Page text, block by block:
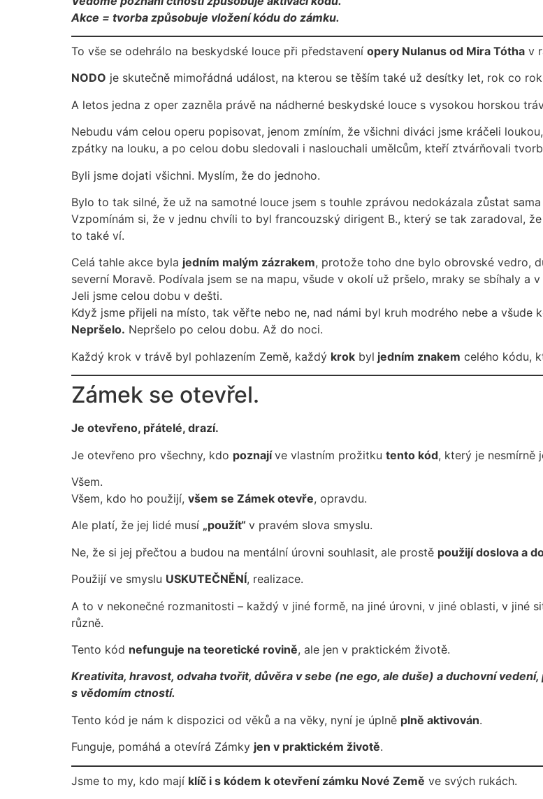
Akce = tvorba způsobuje vložení kódu do zámku.
To vše se odehrálo na beskydské louce při představení opery Nulanus od Mira Tótha v
NODO je skutečně mimořádná událost, na kterou se těším také už desítky let, rok co
A letos jedna z oper zazněla právě na nádherné beskydské louce s vysokou horskou
Nebudu vám celou operu popisovat, jenom zmíním, že všichni diváci jsme kráčeli
zpátky na louku, a po celou dobu sledovali i naslouchali umělcům, kteří ztvárňovali
Byli jsme dojati všichni. Myslím, že do jednoho.
Bylo to tak silné, že už na samotné louce jsem s touhle zprávou nedokázala zůstat
Vzpomínám si, že v jednu chvíli to byl francouzský dirigent B., který se tak zaradoval,
to také ví.
Celá tahle akce byla jedním malým zázrakem, protože toho dne bylo obrovské vedro,
severní Moravě. Podívala jsem se na mapu, všude v okolí už pršelo, mraky se sbíhaly
Jeli jsme celou dobu v dešti.
Když jsme přijeli na místo, tak věřte nebo ne, nad námi byl kruh modrého nebe a všude
Nepršelo. Nepršelo po celou dobu. Až do noci.
Každý krok v trávě byl pohlazením Země, každý krok byl jedním znakem celého kódu,
Zámek se otevřel.
Je otevřeno, přátelé, drazí.
Je otevřeno pro všechny, kdo poznajíve vlastním prožitku tento kód, který je nesmírně
Všem.
Všem, kdo ho použijí, všem se Zámek otevře, opravdu.
Ale platí, že jej lidé musí „použít“ v pravém slova smyslu.
Ne, že si jej přečtou a budou na mentální úrovni souhlasit, ale prostě použijí doslova a
Použijí ve smyslu USKUTEČNĚNÍ, realizace.
A to v nekonečné rozmanitosti – každý v jiné formě, na jiné úrovni, v jiné oblasti, v jiné
různě.
Tento kód nefunguje na teoretické rovině, ale jen v praktickém životě.
Kreativita, hravost, odvaha tvořit, důvěra v sebe (ne ego, ale duše) a duchovní
s vědomím ctností.
Tento kód je nám k dispozici od věků a na věky, nyní je úplně plně aktivován.
Funguje, pomáhá a otevírá Zámky jen v praktickém životě.
Jsme to my, kdo mají klíč i s kódem k otevření zámku Nové Země ve svých rukách.